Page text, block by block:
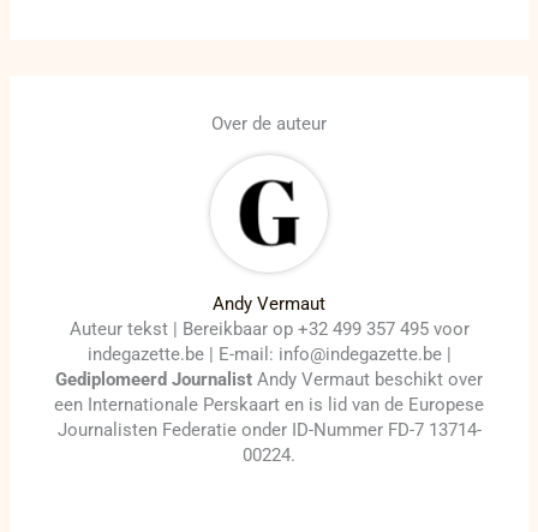
Over de auteur
Andy Vermaut
Auteur tekst | Bereikbaar op +32 499 357 495 voor
indegazette.be | E-mail: info@indegazette.be |
Gediplomeerd Journalist Andy Vermaut beschikt over
een Internationale Perskaart en is lid van de Europese
Journalisten Federatie onder ID-Nummer FD-7 13714-
00224.